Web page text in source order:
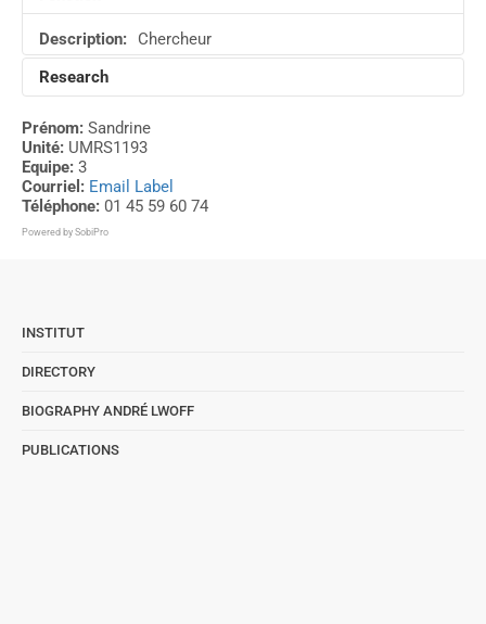
Description:
Chercheur
Research
Prénom: Sandrine
Unité: UMRS1193
Equipe: 3
Courriel: Email Label
Téléphone: 01 45 59 60 74
Powered by SobiPro
INSTITUT
DIRECTORY
BIOGRAPHY ANDRÉ LWOFF
PUBLICATIONS